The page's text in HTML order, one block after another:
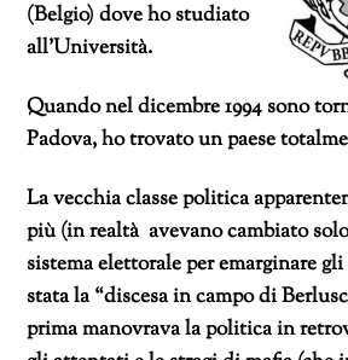
(Belgio) dove ho studiato
all’Università.
Quando nel dicembre 1994 sono
Padova, ho trovato un paese
La vecchia classe politica
più (in realtà avevano cambiato
sistema elettorale per emarginare
stata la “discesa in campo di
prima manovrava la politica in